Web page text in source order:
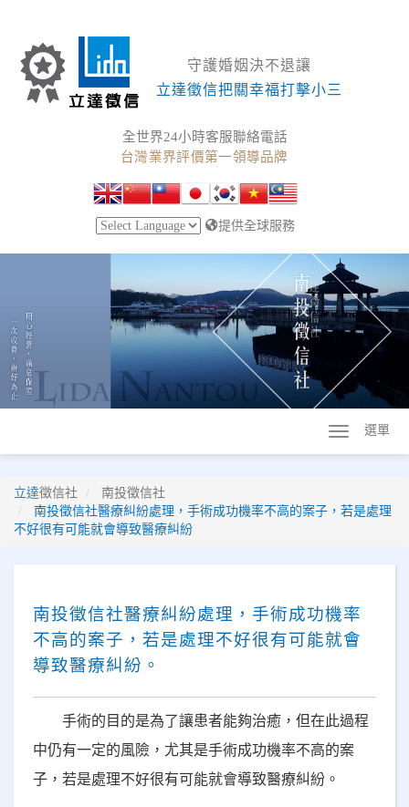
守護婚姻決不退讓
立達徵信把關幸福打擊小三
全世界24小時客服聯絡電話
台灣業界評價第一領導品牌
提供全球服務
選單
立達徵信社
南投徵信社
南投徵信社醫療糾紛處理，手術成功機率不高的案子，若是處理
不好很有可能就會導致醫療糾紛
南投徵信社醫療糾紛處理，手術成功機率
不高的案子，若是處理不好很有可能就會
導致醫療糾紛。
手術的目的是為了讓患者能夠治癒，但在此過程
中仍有一定的風險，尤其是手術成功機率不高的案
子，若是處理不好很有可能就會導致醫療糾紛。